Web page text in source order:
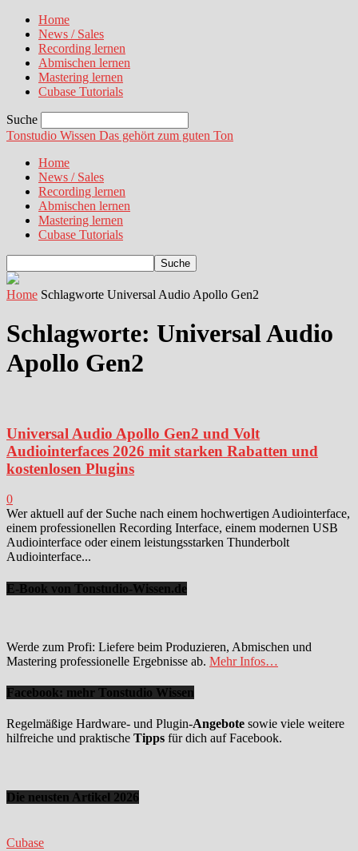
Home
News / Sales
Recording lernen
Abmischen lernen
Mastering lernen
Cubase Tutorials
Suche
Tonstudio Wissen Das gehört zum guten Ton
Home
News / Sales
Recording lernen
Abmischen lernen
Mastering lernen
Cubase Tutorials
Home Schlagworte Universal Audio Apollo Gen2
Schlagworte: Universal Audio
Apollo Gen2
Universal Audio Apollo Gen2 und Volt
Audiointerfaces 2026 mit starken Rabatten und
kostenlosen Plugins
0
Wer aktuell auf der Suche nach einem hochwertigen Audiointerface,
einem professionellen Recording Interface, einem modernen USB
Audiointerface oder einem leistungsstarken Thunderbolt
Audiointerface...
E-Book von Tonstudio-Wissen.de
Werde zum Profi: Liefere beim Produzieren, Abmischen und
Mastering professionelle Ergebnisse ab. Mehr Infos…
Facebook: mehr Tonstudio Wissen
Regelmäßige Hardware- und Plugin-Angebote sowie viele weitere
hilfreiche und praktische Tipps für dich auf Facebook.
Die neusten Artikel 2026
Cubase